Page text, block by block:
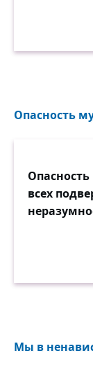
Опасность
всех
Мы в